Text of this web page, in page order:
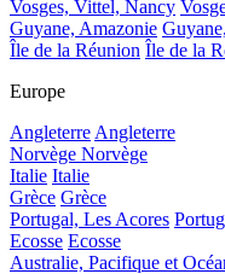
Vosges, Vittel, Nancy
Guyane, Amazonie
Île de la Réunion Île de la
Europe
Angleterre Angleterre
Norvège Norvège
Italie Italie
Grèce Grèce
Portugal, Les Acores
Ecosse Ecosse
Australie, Pacifique et